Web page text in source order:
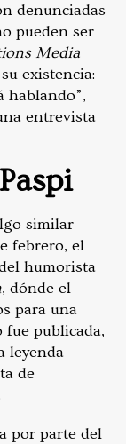
denunciadas
pueden ser
Media
existencia:
hablando”,
entrevista
similar
febrero, el
humorista
, dónde el
para una
fue publicada,
leyenda
de
por parte del